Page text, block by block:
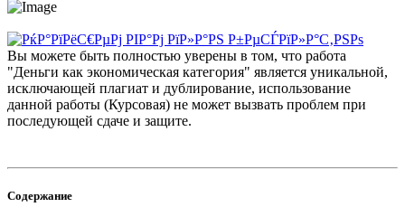
Вы можете быть полностью уверены в том, что работа
"Деньги как экономическая категория" является уникальной,
исключающей плагиат и дублирование, использование
данной работы (Курсовая) не может вызвать проблем при
последующей сдаче и защите.
Содержание